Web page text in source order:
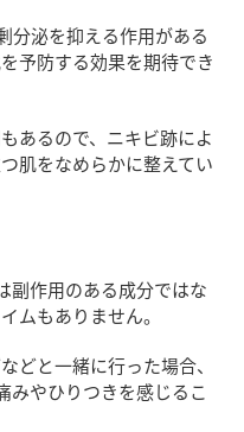
分泌を抑える作用がある
予防する効果を期待でき
あるので、ニキビ跡によ
肌をなめらかに整えてい
副作用のある成分ではな
ムもありません。
どと一緒に行った場合、
みやひりつきを感じるこ